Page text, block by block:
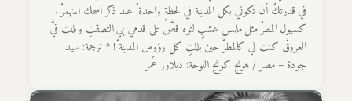
في قدرتكْ أن تكوني بكل المدينة في لحظةٍ واحدة ْ عند ذكر اسمك المنهمرْ .
كسيول المطرْ مثل ملمس عشبٍ لتوه قصَّ على قدمي بي التصقتِ وبللت فيَّ
العروقْ كنت لي كالمطرْ حين بللتِ كل رؤوس المدينة ْ! * ترجمة: سيد
جودة – مصر / هونج كونج اللوحة: ديلاور عُمر